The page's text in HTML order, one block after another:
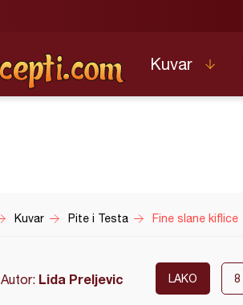
Kuvar
Kuvar Pite i Testa Fine slane kiflice
Autor: Lida Preljevic LAKO 8